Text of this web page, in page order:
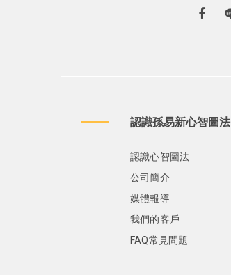
認識孫易新心智圖法
認識心智圖法
公司簡介
媒體報導
我們的客戶
FAQ常見問題